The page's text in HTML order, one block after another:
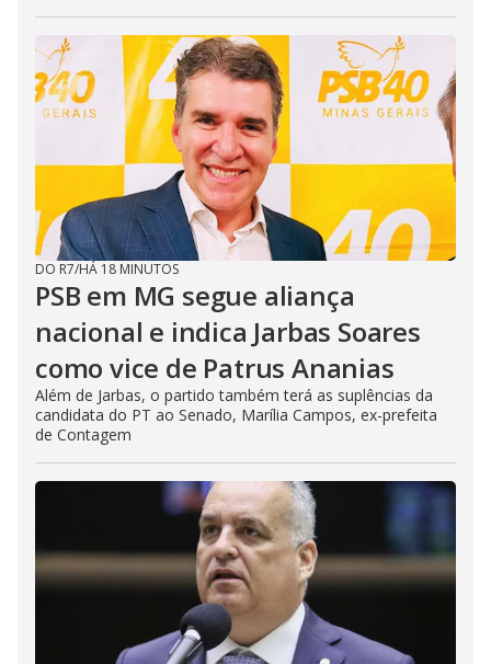
DO R7/HÁ 18 MINUTOS
PSB em MG segue aliança
nacional e indica Jarbas Soares
como vice de Patrus Ananias
Além de Jarbas, o partido também terá as suplências da
candidata do PT ao Senado, Marília Campos, ex-prefeita
de Contagem